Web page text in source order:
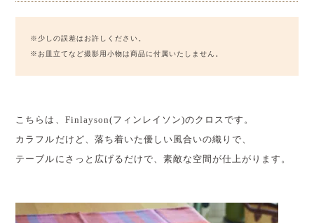
※少しの誤差はお許しください。
※お皿立てなど撮影用小物は商品に付属いたしません。
こちらは、Finlayson(フィンレイソン)のクロスです。
カラフルだけど、落ち着いた優しい風合いの織りで、
テーブルにさっと広げるだけで、素敵な空間が仕上がります。